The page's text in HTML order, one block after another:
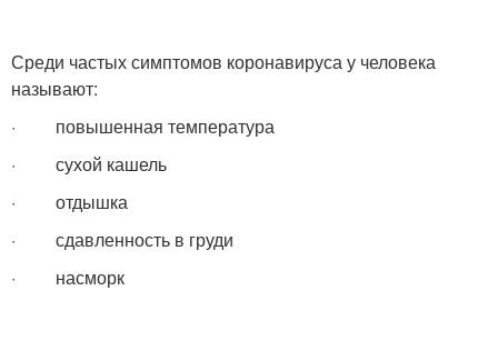
Среди частых симптомов коронавируса у человека
называют:
· повышенная температура
· сухой кашель
· отдышка
· сдавленность в груди
· насморк